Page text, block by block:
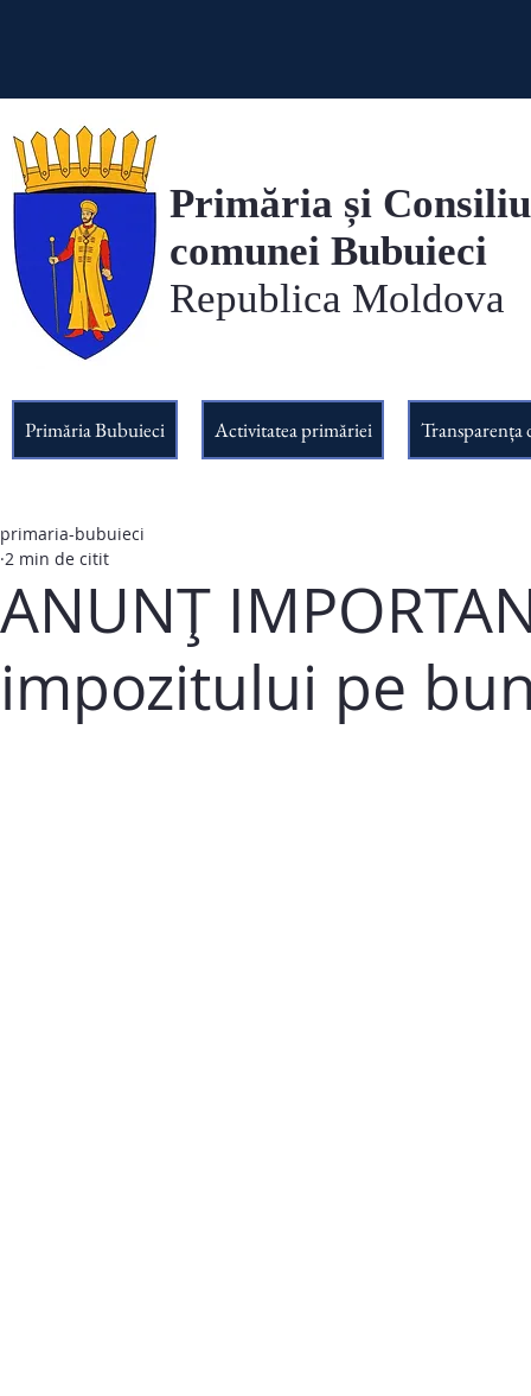
Primăria și
comunei Bubuieci
Republica Moldova
Primăria Bubuieci Activitatea primăriei Transparența
ANUNȚ
impozitului pe
primaria-bubuieci
2 min de citit